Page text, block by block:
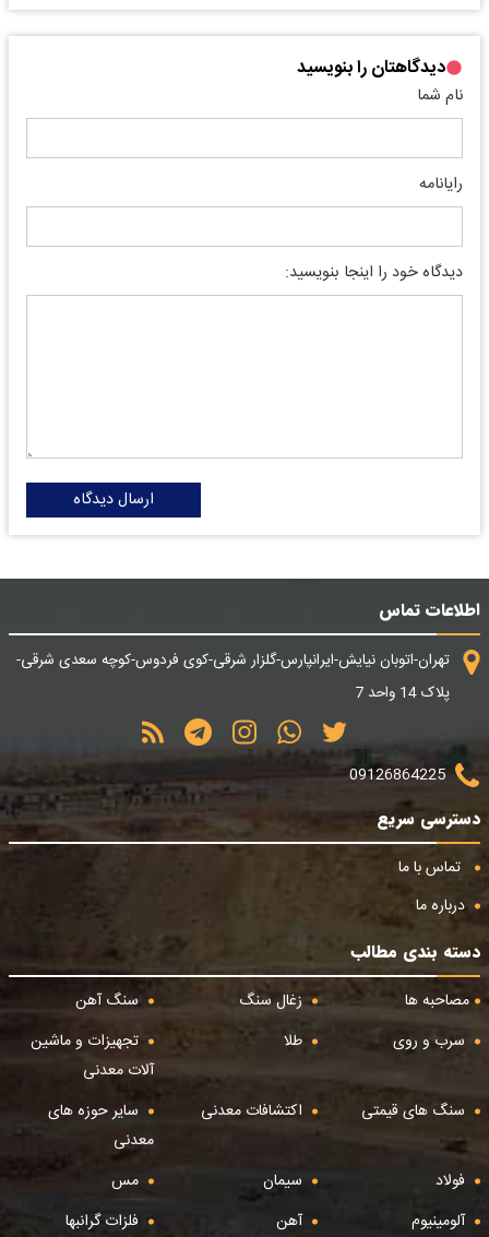
دیدگاهتان را بنویسید
نام شما
رایانامه
دیدگاه خود را اینجا بنویسید:
ارسال دیدگاه
اطلاعات تماس
تهران-اتوبان نیایش-ایرانپارس-گلزار شرقی-کوی فردوس-کوچه سعدی شرقی-
پلاک 14 واحد 7
09126864225
دسترسی سریع
تماس با ما
درباره ما
دسته بندی مطالب
مصاحبه ها
زغال سنگ
سنگ آهن
سرب و روی
طلا
تجهیزات و ماشین
آلات معدنی
سنگ های قیمتی
اکتشافات معدنی
سایر حوزه های
معدنی
فولاد
سیمان
مس
آلومینیوم
آهن فلزات گرانبها